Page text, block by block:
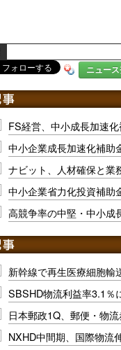
ニュー
FS経営、中小成長加速
中小企業成長加速化補助
ナビット、人材確保と業
中小企業省力化投資補助
高競争率の中堅・中小成
新幹線で再生医療細胞輸
SBSHD物流利益率3.1％
日本郵政1Q、郵便・物
NXHD中間期、国際物流